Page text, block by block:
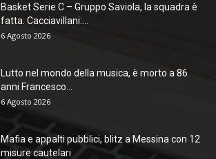
Basket Serie C – Gruppo Saviola, la squadra è
fatta. Cacciavillani:...
6 Agosto 2026
Lutto nel mondo della musica, è morto a 86
anni Francesco...
6 Agosto 2026
Mafia e appalti pubblici, blitz a Messina con 12
misure cautelari